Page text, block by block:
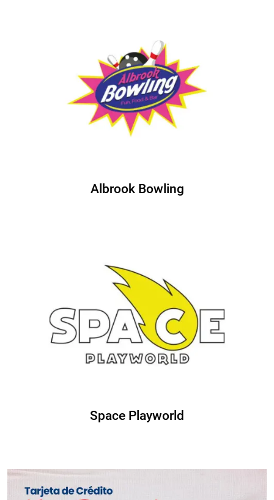
Albrook Bowling
Space Playworld